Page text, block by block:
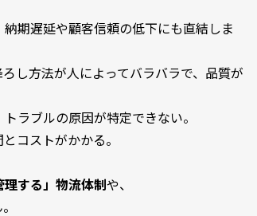
期遅延や顧客信頼の低下にも直結しま
し方法が人によってバラバラで、品質が
ラブルの原因が特定できない。
コストがかかる。
理する」物流体制や、